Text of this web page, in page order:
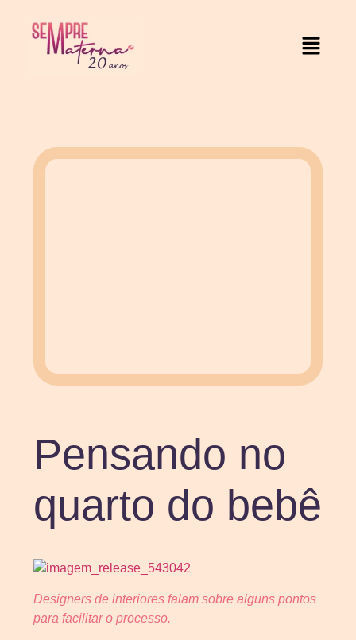
Pensando no
quarto do bebê
Designers de interiores falam sobre alguns pontos
para facilitar o processo.